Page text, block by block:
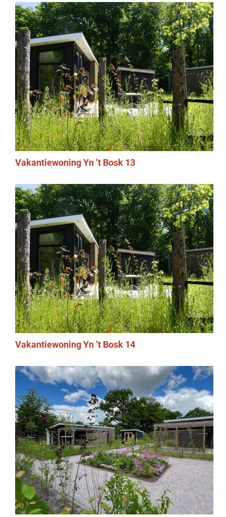
Vakantiewoning Yn ’t Bosk 13
Vakantiewoning Yn ’t Bosk 14